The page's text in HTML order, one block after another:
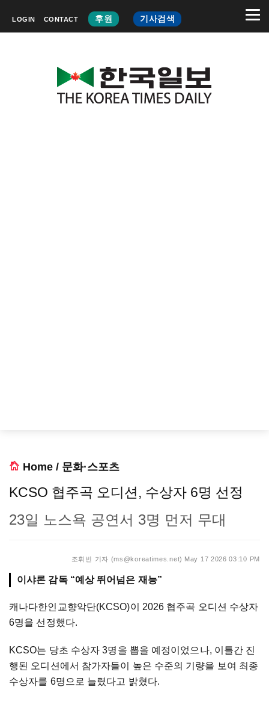
LOGIN CONTACT 후원 기사검색
Home / 문화·스포츠
KCSO 협주곡 오디션, 수상자 6명 선정
23일 노스욕 공연서 3명 먼저 무대
조휘빈 기자 (ms@koreatimes.net) May 17 2026 03:10 PM
이샤론 감독 “예상 뛰어넘은 재능”
캐나다한인교향악단(KCSO)이 2026 협주곡 오디션 수상자
6명을 선정했다.
KCSO는 당초 수상자 3명을 뽑을 예정이었으나, 이틀간 진
행된 오디션에서 참가자들이 높은 수준의 기량을 보여 최종
수상자를 6명으로 늘렸다고 밝혔다.